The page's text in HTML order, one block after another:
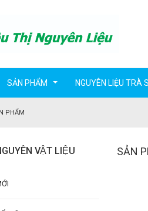
SẢN PHẨM NGUYÊN LIỆU TRÀ
PHẨM
VẬT LIỆU SẢN